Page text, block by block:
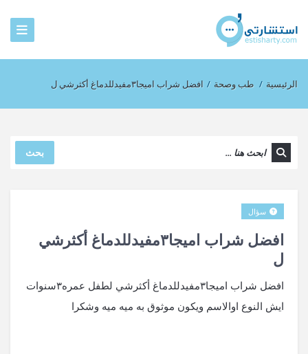
الرئيسية / طب وصحة / افضل شراب اميجا٣مفيدللدماغ أكثرشي ل
بحث
افضل شراب اميجا٣مفيدللدماغ أكثرشي
ل
سؤال
افضل شراب اميجا٣مفيدللدماغ أكثرشي لطفل عمره٣سنوات
ايش النوع اوالاسم ويكون موثوق به ميه ميه وشكرا